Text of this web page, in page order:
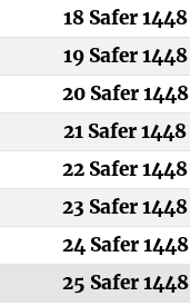
18 Safer 1448
19 Safer 1448
20 Safer 1448
21 Safer 1448
22 Safer 1448
23 Safer 1448
24 Safer 1448
25 Safer 1448